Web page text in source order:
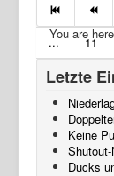
...
11
You are
Letzte
Keine
Ducks